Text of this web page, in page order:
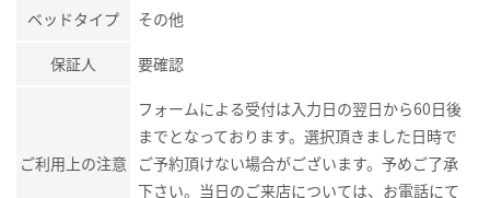
ベッドタイプ その他
保証人 要確認
ご利用上の注意
フォームによる受付は入力日の翌日から60日後
までとなっております。選択頂きました日時で
ご予約頂けない場合がございます。予めご了承
下さい。当日のご来店については、お電話にて